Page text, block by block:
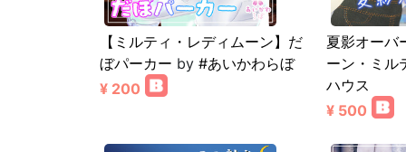
【ミルティ・レディムーン】だ
ぼパーカー by #あいかわらぼ
¥ 200
夏影オーバ
ーン・ミル
ハウス
¥ 500